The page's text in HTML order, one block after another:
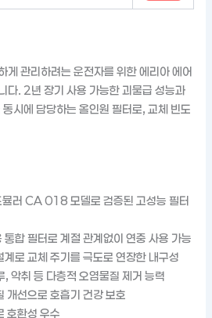
게 관리하려는 운전자를 위한 에리아 에어
. 2년 장기 사용 가능한 괴물급 성능과
시에 담당하는 올인원 필터로, 교체 빈도
뮬러 CA 018 모델로 검증된 고성능 필터
통합 필터로 계절 관계없이 연중 사용 가능
계로 교체 주기를 극도로 연장한 내구성
, 악취 등 다층적 오염물질 제거 능력
개선으로 호흡기 건강 보호
호환성 우수